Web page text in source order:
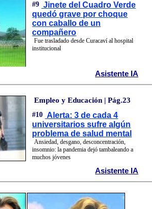
#9 Jinete del Cuadro Verde
quedó grave por choque
con caballo de un
compañero
Fue trasladado desde Curacaví al hospital
institucional
Asistente IA
Empleo y Educación | Pág.23
#10 Alerta: 3 de cada 4
universitarios sufre algún
problema de salud mental
Ansiedad, desgano, desconcentración,
insomnio: la pandemia dejó tambaleando a
muchos jóvenes
Asistente IA